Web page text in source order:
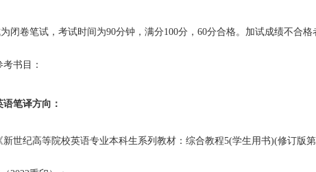
闭卷笔试，考试时间为90分钟，满分100分， 60分合格。加试成绩不合格
考书目：
语笔译方向：
新世纪高等院校英语专业本科生系列教材：综合教程5(学生用书)(修订版第